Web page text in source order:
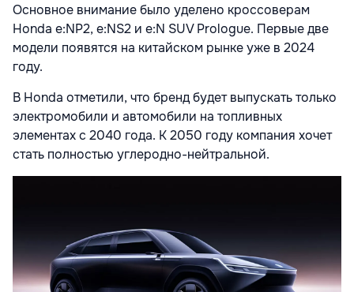
Основное внимание было уделено кроссоверам
Honda e:NP2, e:NS2 и e:N SUV Prologue. Первые две
модели появятся на китайском рынке уже в 2024
году.
В Honda отметили, что бренд будет выпускать только
электромобили и автомобили на топливных
элементах с 2040 года. К 2050 году компания хочет
стать полностью углеродно-нейтральной.